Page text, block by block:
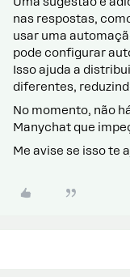
nas respostas,
usar uma
pode configurar
Isso ajuda a
diferentes,
No momento, não
Manychat que
Me avise se isso te